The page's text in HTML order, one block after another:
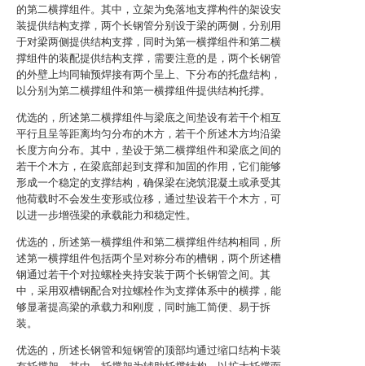
的第二横撑组件。其中，立架为免落地支撑构件的架设安
装提供结构支撑，两个长钢管分别设于梁的两侧，分别用
于对梁两侧提供结构支撑，同时为第一横撑组件和第二横
撑组件的装配提供结构支撑，需要注意的是，两个长钢管
的外壁上均同轴预焊接有两个呈上、下分布的托盘结构，
以分别为第二横撑组件和第一横撑组件提供结构托撑。
优选的，所述第二横撑组件与梁底之间垫设有若干个相互
平行且呈等距离均匀分布的木方，若干个所述木方均沿梁
长度方向分布。其中，垫设于第二横撑组件和梁底之间的
若干个木方，在梁底部起到支撑和加固的作用，它们能够
形成一个稳定的支撑结构，确保梁在浇筑混凝土或承受其
他荷载时不会发生变形或位移，通过垫设若干个木方，可
以进一步增强梁的承载能力和稳定性。
优选的，所述第一横撑组件和第二横撑组件结构相同，所
述第一横撑组件包括两个呈对称分布的槽钢，两个所述槽
钢通过若干个对拉螺栓夹持安装于两个长钢管之间。其
中，采用双槽钢配合对拉螺栓作为支撑体系中的横撑，能
够显著提高梁的承载力和刚度，同时施工简便、易于拆
装。
优选的，所述长钢管和短钢管的顶部均通过缩口结构卡装